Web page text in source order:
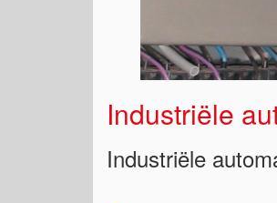
Industriële
Industriële